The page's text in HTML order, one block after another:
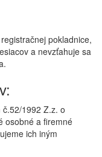
pokladnice,
a nevzťahuje sa
1992 Z.z. o
osobné a firemné
ich iným